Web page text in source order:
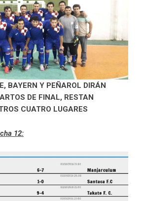
BAYERN Y PEÑAROL DIRÁN
DE FINAL, RESTAN
CUATRO LUGARES
12: